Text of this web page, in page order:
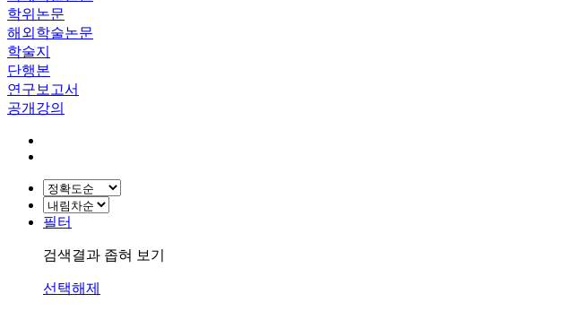
학위논문
해외학술논문
학술지
단행본
연구보고서
공개강의
필터
검색결과 좁혀 보기
선택해제